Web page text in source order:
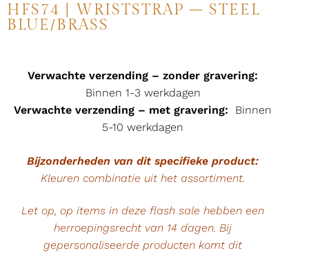
HFS74 | WRISTSTRAP – STEEL
BLUE/BRASS
Verwachte verzending – zonder gravering:
Binnen 1-3 werkdagen
Verwachte verzending – met gravering: Binnen
5-10 werkdagen
Bijzonderheden van dit specifieke product:
Kleuren combinatie uit het assortiment.
Let op, op items in deze flash sale hebben een
herroepingsrecht van 14 dagen. Bij
gepersonaliseerde producten komt dit